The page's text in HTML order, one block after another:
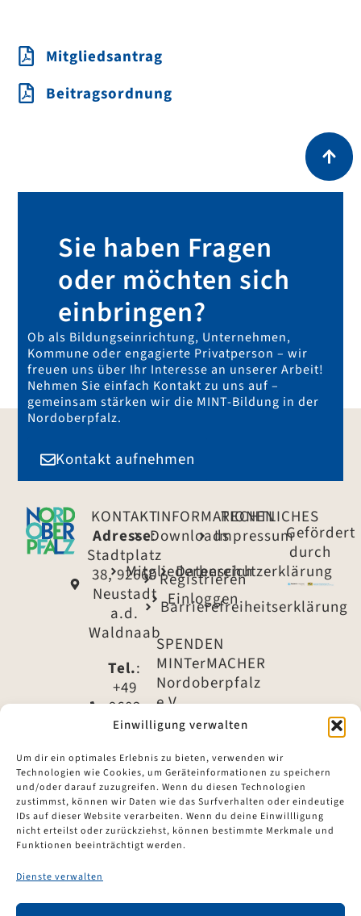
Einwilligung verwalten
Um dir ein optimales Erlebnis zu bieten, verwenden wir
Technologien wie Cookies, um Geräteinformationen zu speichern
und/oder darauf zuzugreifen. Wenn du diesen Technologien
zustimmst, können wir Daten wie das Surfverhalten oder eindeutige
IDs auf dieser Website verarbeiten. Wenn du deine Einwillligung
nicht erteilst oder zurückziehst, können bestimmte Merkmale und
Funktionen beeinträchtigt werden.
Dienste verwalten
Mitgliedsantrag
Beitragsordnung
Sie haben Fragen
oder möchten sich
einbringen?
Ob als Bildungseinrichtung, Unternehmen,
Kommune oder engagierte Privatperson – wir
freuen uns über Ihr Interesse an unserer Arbeit!
Nehmen Sie einfach Kontakt zu uns auf –
gemeinsam stärken wir die MINT-Bildung in der
Nordoberpfalz.
Kontakt aufnehmen
KONTAKT
Adresse:
Stadtplatz
38, 92660
Neustadt
a.d.
Waldnaab
Tel.:
+49
9602
79 -
Tel.:
+49
9602
79 -
INFORMATIONEN
Downloads
Mitgliederbereich
Registrieren
Einloggen
SPENDEN
MINTerMACHER
Nordoberpfalz
e.V.
IBAN:
DE61
7535
1960
0302
4935
49
BYLADEM1ESB
RECHTLICHES
Impressum
Datenschutzerklärung
Barrierefreiheitserklärung
Gefördert
durch